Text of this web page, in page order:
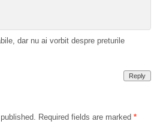
dar nu ai vorbit despre preturile
Reply
Required fields are marked *